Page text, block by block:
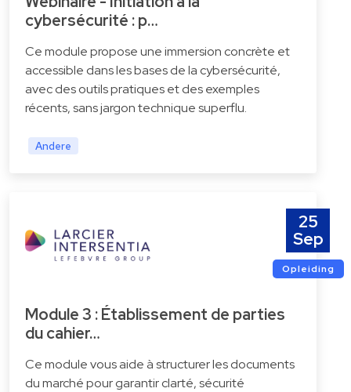
cybersécurité : p…
Ce module propose une immersion concrète et
accessible dans les bases de la cybersécurité,
avec des outils pratiques et des exemples
récents, sans jargon technique superflu.
Andere
25
Sep
Opleiding
Module 3 : Établissement de parties
du cahier…
Ce module vous aide à structurer les documents
du marché pour garantir clarté, sécurité